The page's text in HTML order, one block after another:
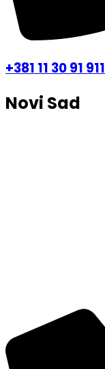
+381 11 30 91 911
Novi Sad